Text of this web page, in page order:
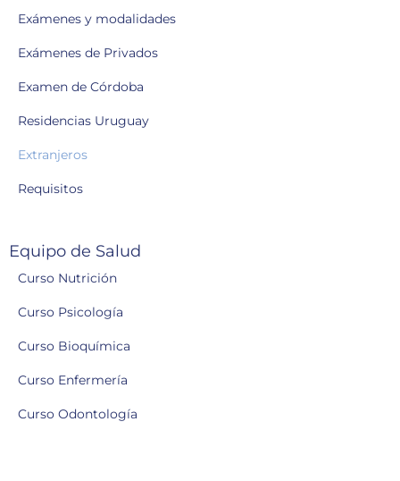
Exámenes y modalidades
Exámenes de Privados
Examen de Córdoba
Residencias Uruguay
Extranjeros
Requisitos
Equipo de Salud
Curso Nutrición
Curso Psicología
Curso Bioquímica
Curso Enfermería
Curso Odontología